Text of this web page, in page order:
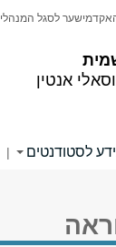
אנטין
שער לסגל המנהלי
לסטודנטים |